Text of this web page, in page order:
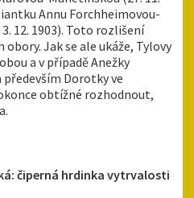
Annu Forchheimovou-
3. 12. 1903). Toto rozlišení
Jak se ale ukáže, Tylovy
a v případě Anežky
především Dorotky ve
obtížné rozhodnout,
čiperná hrdinka vytrvalosti